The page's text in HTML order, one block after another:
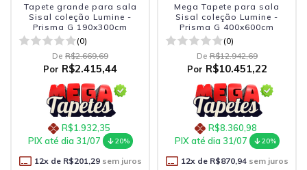
Tapete grande para sala
Sisal coleção Lumine -
Prisma G 190x300cm
(0)
De R$2.669,69
Por R$2.415,44
R$1.932,35
PIX até dia 31/07
20%
12x de R$201,29sem juros
Mega Tapete para sala
Sisal coleção Lumine -
Prisma G 400x600cm
(0)
De R$12.942,69
Por R$10.451,22
R$8.360,98
PIX até dia 31/07
20%
12x de R$870,94sem juros